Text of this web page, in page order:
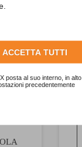
ACCETTA TUTTI
posta al suo interno, in alto
precedentemente